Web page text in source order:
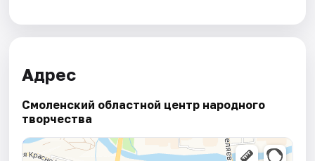
Адрес
Смоленский областной центр народного
творчества